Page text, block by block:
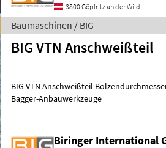
3800 Göpfritz an der Wild
Baumaschinen / BIG
BIG VTN Anschweißteil
BIG VTN Anschweißteil
Bagger-Anbauwerkzeuge
Biringer International